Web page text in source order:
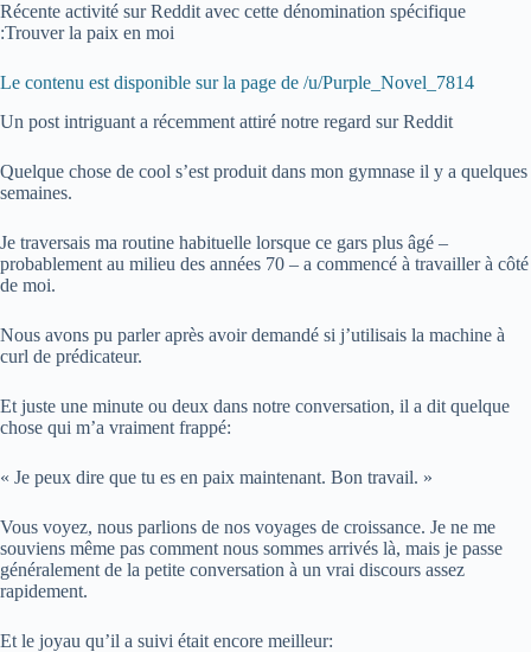
n
u
Récente activité sur Reddit avec cette dénomination spécifique
:Trouver la paix en moi
Le contenu est disponible sur la page de /u/Purple_Novel_7814
Un post intriguant a récemment attiré notre regard sur Reddit
Quelque chose de cool s’est produit dans mon gymnase il y a quelques
semaines.
Je traversais ma routine habituelle lorsque ce gars plus âgé –
probablement au milieu des années 70 – a commencé à travailler à côté
de moi.
Nous avons pu parler après avoir demandé si j’utilisais la machine à
curl de prédicateur.
Et juste une minute ou deux dans notre conversation, il a dit quelque
chose qui m’a vraiment frappé:
« Je peux dire que tu es en paix maintenant. Bon travail. »
Vous voyez, nous parlions de nos voyages de croissance. Je ne me
souviens même pas comment nous sommes arrivés là, mais je passe
généralement de la petite conversation à un vrai discours assez
rapidement.
Et le joyau qu’il a suivi était encore meilleur: